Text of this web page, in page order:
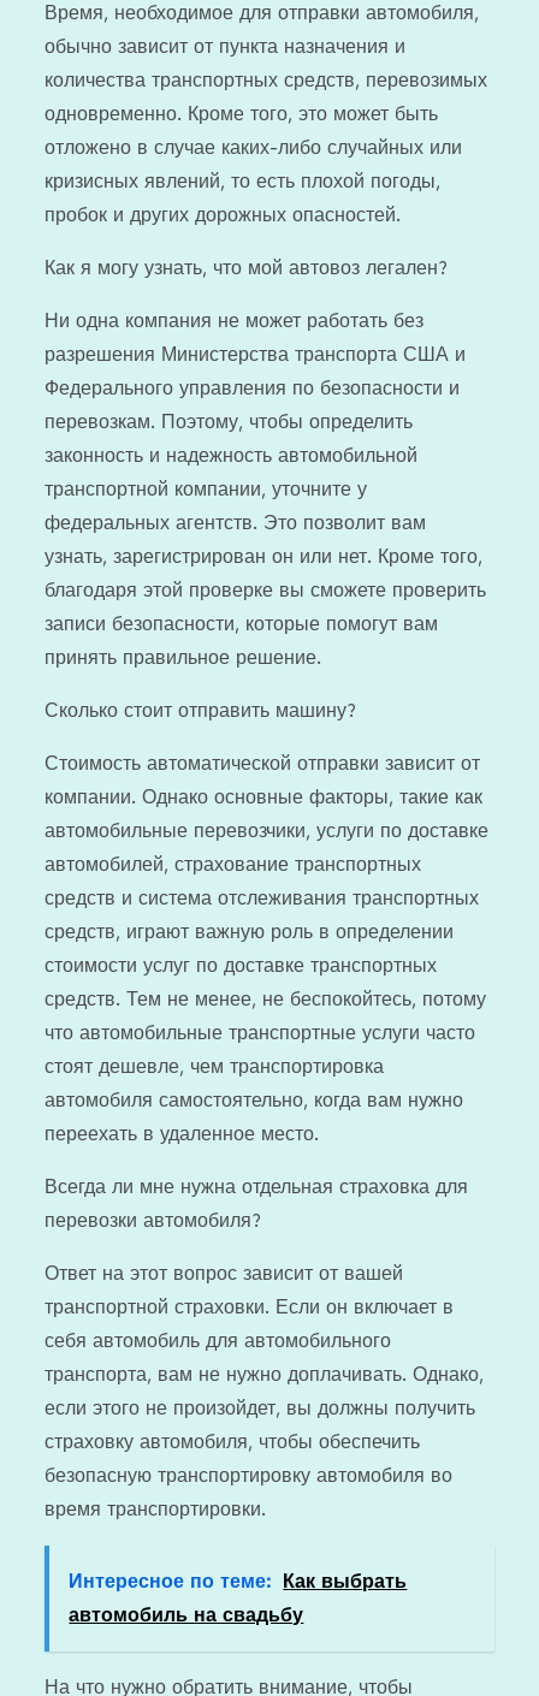
Время, необходимое для отправки автомобиля,
обычно зависит от пункта назначения и
количества транспортных средств, перевозимых
одновременно. Кроме того, это может быть
отложено в случае каких-либо случайных или
кризисных явлений, то есть плохой погоды,
пробок и других дорожных опасностей.
Как я могу узнать, что мой автовоз легален?
Ни одна компания не может работать без
разрешения Министерства транспорта США и
Федерального управления по безопасности и
перевозкам. Поэтому, чтобы определить
законность и надежность автомобильной
транспортной компании, уточните у
федеральных агентств. Это позволит вам
узнать, зарегистрирован он или нет. Кроме того,
благодаря этой проверке вы сможете проверить
записи безопасности, которые помогут вам
принять правильное решение.
Сколько стоит отправить машину?
Стоимость автоматической отправки зависит от
компании. Однако основные факторы, такие как
автомобильные перевозчики, услуги по доставке
автомобилей, страхование транспортных
средств и система отслеживания транспортных
средств, играют важную роль в определении
стоимости услуг по доставке транспортных
средств. Тем не менее, не беспокойтесь, потому
что автомобильные транспортные услуги часто
стоят дешевле, чем транспортировка
автомобиля самостоятельно, когда вам нужно
переехать в удаленное место.
Всегда ли мне нужна отдельная страховка для
перевозки автомобиля?
Ответ на этот вопрос зависит от вашей
транспортной страховки. Если он включает в
себя автомобиль для автомобильного
транспорта, вам не нужно доплачивать. Однако,
если этого не произойдет, вы должны получить
страховку автомобиля, чтобы обеспечить
безопасную транспортировку автомобиля во
время транспортировки.
Интересное по теме:
Как выбрать
автомобиль на свадьбу
На что нужно обратить внимание, чтобы